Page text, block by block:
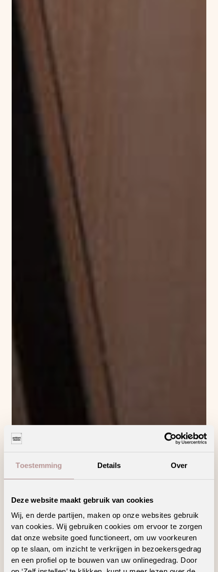
Toestemming Details Over
Deze website maakt gebruik van cookies
Wij, en derde partijen, maken op onze websites gebruik
van cookies. Wij gebruiken cookies om ervoor te zorgen
dat onze website goed functioneert, om uw voorkeuren
op te slaan, om inzicht te verkrijgen in bezoekersgedrag
en een profiel op te bouwen van uw onlinegedrag. Door